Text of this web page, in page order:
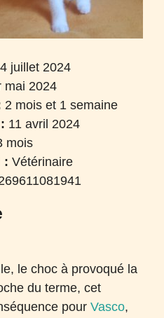
juillet 2024
mai 2024
2 mois et 1 semaine
11 avril 2024
mois
: Vétérinaire
le choc à provoqué la
du terme, cet
pourVasco,